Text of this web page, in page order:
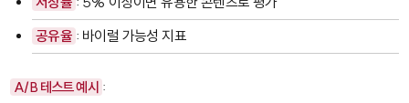
공유율 : 바이럴 가능성 지표
A/B 테스트 예시 :